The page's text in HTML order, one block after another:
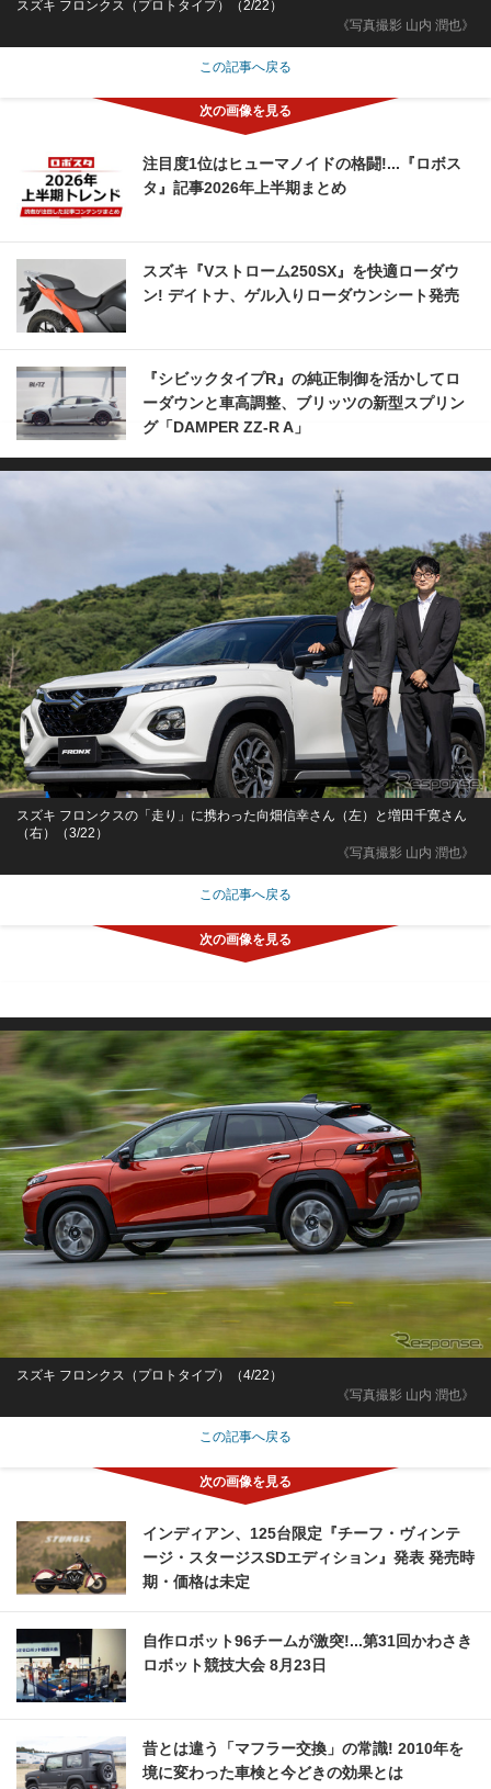
《写真撮影 山内 潤也》
スズキ フロンクス（プロトタイプ）（2/22）
この記事へ戻る
注目度1位はヒューマノイドの格闘!...『ロボス
タ』記事2026年上半期まとめ
スズキ『Vストローム250SX』を快適ローダウ
ン! デイトナ、ゲル入りローダウンシート発売
『シビックタイプR』の純正制御を活かしてロ
ーダウンと車高調整、ブリッツの新型スプリン
グ「DAMPER ZZ-R A」
《写真撮影 山内 潤也》
スズキ フロンクスの「走り」に携わった向畑信幸さん（左）と増田千寛さん
（右）（3/22）
この記事へ戻る
《写真撮影 山内 潤也》
スズキ フロンクス（プロトタイプ）（4/22）
この記事へ戻る
インディアン、125台限定『チーフ・ヴィンテ
ージ・スタージスSDエディション』発表 発売時
期・価格は未定
自作ロボット96チームが激突!...第31回かわさき
ロボット競技大会 8月23日
昔とは違う「マフラー交換」の常識! 2010年を
境に変わった車検と今どきの効果とは